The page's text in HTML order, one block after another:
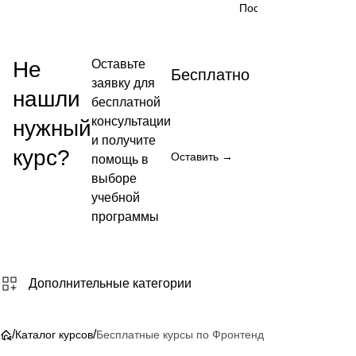
Посмотреть →
Не
нашли
нужный
курс?
Оставьте
заявку для
бесплатной
консультации
и получите
помощь в
выборе
учебной
программы
Бесплатно
Оставить →
Дополнительные категории
/Каталог курсов/Бесплатные курсы по Фронтенд